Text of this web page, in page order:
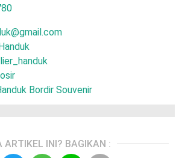
Bordir Souvenir
ARTIKEL INI? BAGIKAN :